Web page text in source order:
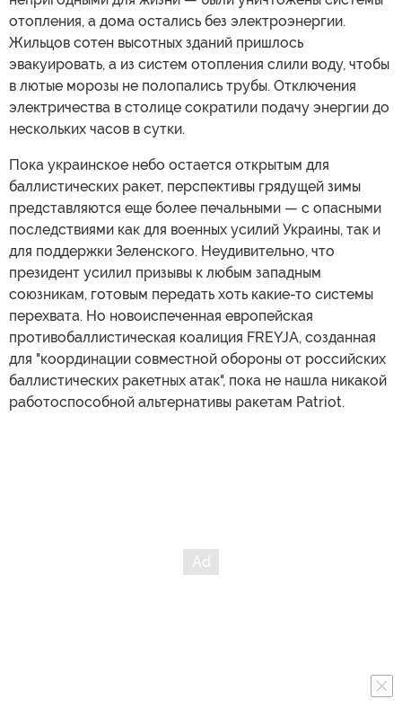
отопления, а дома остались без электроэнергии.
Жильцов сотен высотных зданий пришлось
эвакуировать, а из систем отопления слили воду, чтобы
в лютые морозы не полопались трубы. Отключения
электричества в столице сократили подачу энергии до
нескольких часов в сутки.
Пока украинское небо остается открытым для
баллистических ракет, перспективы грядущей зимы
представляются еще более печальными — с опасными
последствиями как для военных усилий Украины, так и
для поддержки Зеленского. Неудивительно, что
президент усилил призывы к любым западным
союзникам, готовым передать хоть какие-то системы
перехвата. Но новоиспеченная европейская
противобаллистическая коалиция FREYJA, созданная
для "координации совместной обороны от российских
баллистических ракетных атак", пока не нашла никакой
работоспособной альтернативы ракетам Patriot.